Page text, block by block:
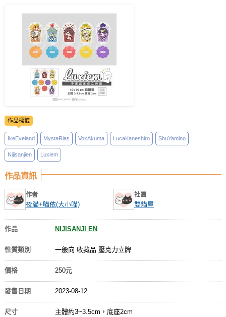
會員中心
註冊會員
登入
作品標籤
IkeEveland MystaRias VoxAkuma LucaKaneshiro ShuYamino
Nijisanjien Luxiem
作品資訊
作者
夜貓+喵依(大小喵)
社團
雙貓屋
作品 NIJISANJI EN
性質類別 一般向 收藏品 壓克力立牌
價格 250元
發售日期 2023-08-12
尺寸 主體約3~3.5cm，底座2cm